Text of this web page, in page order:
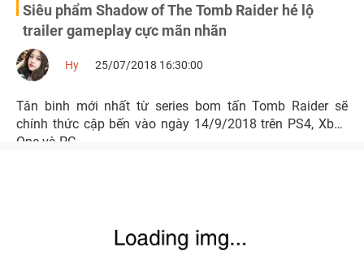
Siêu phẩm Shadow of The Tomb Raider hé lộ
trailer gameplay cực mãn nhãn
Hy 25/07/2018 16:30:00
Tân binh mới nhất từ series bom tấn Tomb Raider sẽ
chính thức cập bến vào ngày 14/9/2018 trên PS4, Xbox
One và PC.